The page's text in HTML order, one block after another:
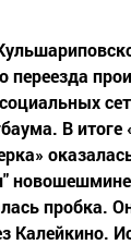
переезда
В итоге
пробка.
Калейкино.